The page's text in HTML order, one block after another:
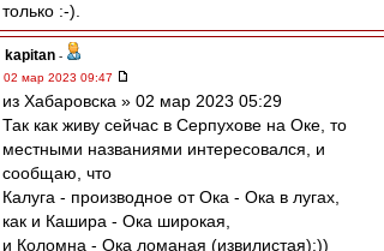
только :-).
kapitan -
02 мар 2023 09:47
из Хабаровска » 02 мар 2023 05:29
Так как живу сейчас в Серпухове на Оке, то
местными названиями интересовался, и
сообщаю, что
Калуга - производное от Ока - Ока в лугах,
как и Кашира - Ока широкая,
и Коломна - Ока ломаная (извилистая):))